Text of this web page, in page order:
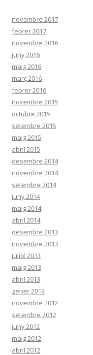
novembre 2017
febrer 2017
novembre 2016
juny 2016
maig 2016
març 2016
febrer 2016
novembre 2015
octubre 2015
setembre 2015
maig 2015
abril 2015
desembre 2014
novembre 2014
setembre 2014
juny 2014
maig 2014
abril 2014
desembre 2013
novembre 2013
juliol 2013
maig 2013
abril 2013
gener 2013
novembre 2012
setembre 2012
juny 2012
maig 2012
abril 2012